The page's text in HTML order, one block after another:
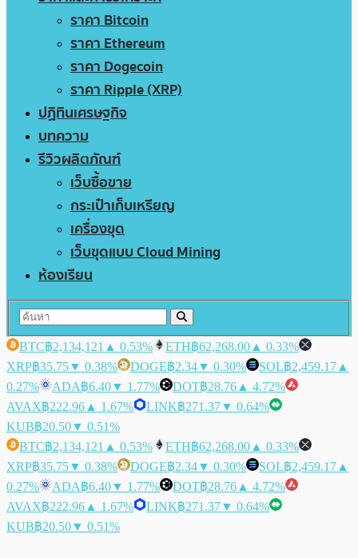
ราคา Bitcoin
ราคา Ethereum
ราคา Dogecoin
ราคา Ripple (XRP)
ปฏิทินเศรษฐกิจ
บทความ
รีวิวผลิตภัณฑ์
เว็บซื้อขาย
กระเป๋าเก็บเหรียญ
เครื่องขุด
เว็บขุดแบบ Cloud Mining
ห้องเรียน
BTC฿2,134,121 ▲ 0.53% ETH฿62,268.00 ▲ 0.33%
XRP฿35.75▼ 0.38% DOGE฿2.34▼ 0.30% SOL฿2,459.17 ▲
0.27%
ADA฿6.40▼ 1.77% DOT฿28.76 ▲ 4.72%
AVAX฿222.96 ▲ 1.67% LINK฿271.37▼ 0.64%
KUB฿20.50▼ 0.51%
BTC฿2,134,121 ▲ 0.53% ETH฿62,268.00 ▲ 0.33%
XRP฿35.75▼ 0.38% DOGE฿2.34▼ 0.30% SOL฿2,459.17 ▲
0.27%
ADA฿6.40▼ 1.77% DOT฿28.76 ▲ 4.72%
AVAX฿222.96 ▲ 1.67% LINK฿271.37▼ 0.64%
KUB฿20.50▼ 0.51%